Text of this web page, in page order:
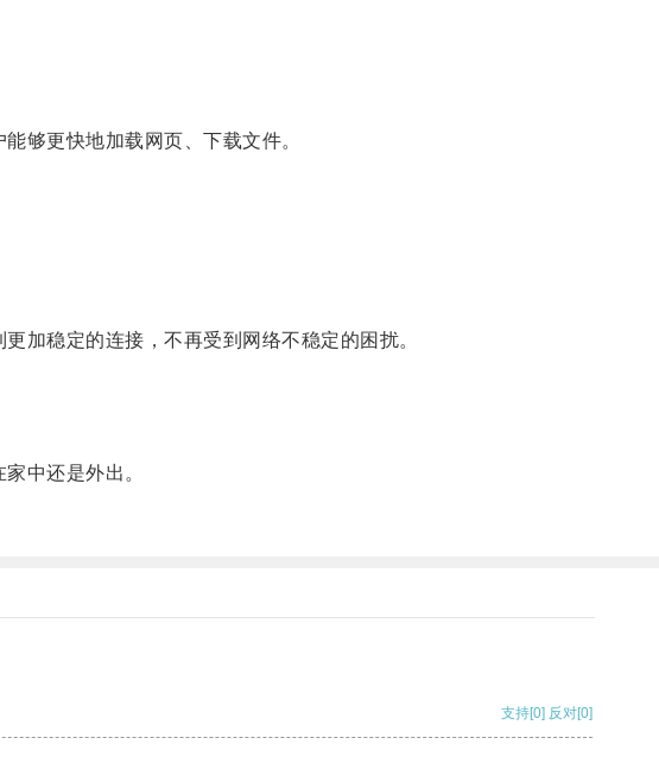
够更快地加载网页、下载文件。
稳定的连接，不再受到网络不稳定的困扰。
中还是外出。
支持[0] 反对[0]